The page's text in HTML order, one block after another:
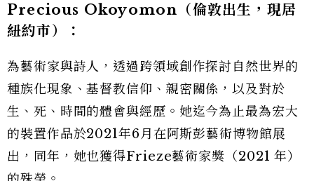
Precious Okoyomon （倫敦出生，現居
紐約市）：
為藝術家與詩人，透過跨領域創作探討自然世界的
種族化現象、基督教信仰、親密關係，以及對於
生、死、時間的體會與經歷。她迄今為止最為宏大
的裝置作品於2021年6月在阿斯彭藝術博物館展
出，同年，她也獲得Frieze藝術家獎（2021 年）